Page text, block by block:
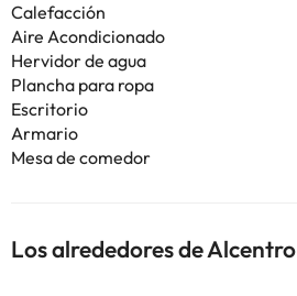
Calefacción
Aire Acondicionado
Hervidor de agua
Plancha para ropa
Escritorio
Armario
Mesa de comedor
Los alrededores de Alcentro